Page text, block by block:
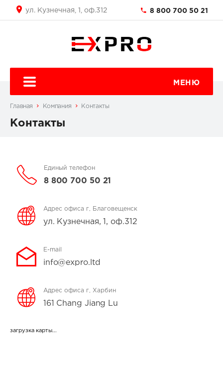
ул. Кузнечная, 1, оф.312 8 800 700 50 21
МЕНЮ
Главная Компания Контакты
Контакты
Единый телефон
8 800 700 50 21
Адрес офиса г, Благовещенск
ул. Кузнечная, 1, оф.312
E-mail
info@expro.ltd
Адрес офиса г, Харбин
161 Chang Jiang Lu
загрузка карты...